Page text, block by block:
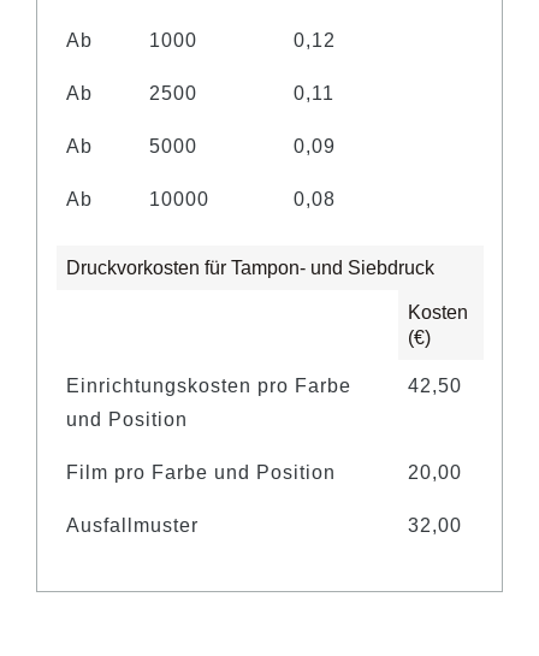
Ab 1000 0,12
Ab 2500 0,11
Ab 5000 0,09
Ab 10000 0,08
Druckvorkosten für Tampon- und Siebdruck
Kosten
(€)
Einrichtungskosten pro Farbe
und Position
42,50
Film pro Farbe und Position 20,00
Ausfallmuster 32,00